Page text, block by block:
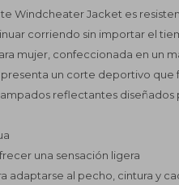
Windcheater Jacket es
corriendo sin importar el
mujer, confeccionada en un
un corte deportivo que
reflectantes diseñados
una sensación ligera
adaptarse al pecho, cintura y